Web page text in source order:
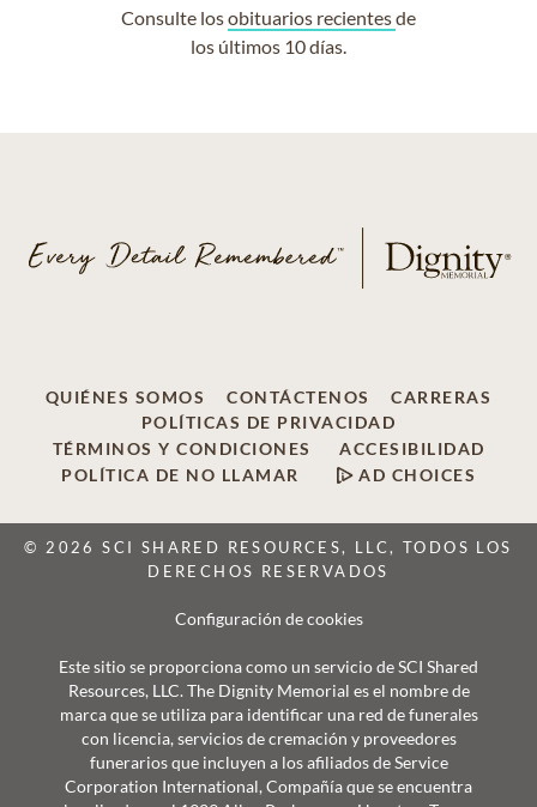
Consulte losobituarios recientesde
los últimos 10 días.
QUIÉNES SOMOS CONTÁCTENOS
CARRERAS
POLÍTICAS DE PRIVACIDAD
TÉRMINOS Y CONDICIONES
ACCESIBILIDAD
POLÍTICA DE NO LLAMAR
AD CHOICES
© 2026 SCI SHARED RESOURCES, LLC, TODOS LOS
DERECHOS RESERVADOS
Configuración de cookies
Este sitio se proporciona como un servicio de SCI Shared
Resources, LLC. The Dignity Memorial es el nombre de
marca que se utiliza para identificar una red de funerales
con licencia, servicios de cremación y proveedores
funerarios que incluyen a los afiliados de Service
Corporation International, Compañía que se encuentra